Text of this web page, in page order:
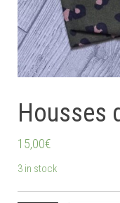
Housses
15,00€
3 in stock